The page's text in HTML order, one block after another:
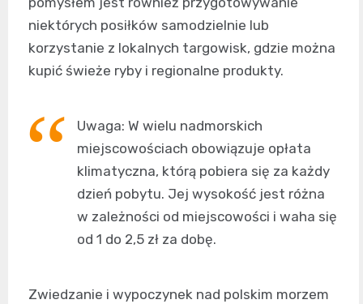
niektórych posiłków samodzielnie lub
korzystanie z lokalnych targowisk, gdzie można
kupić świeże ryby i regionalne produkty.
Uwaga: W wielu nadmorskich
miejscowościach obowiązuje opłata
klimatyczna, którą pobiera się za każdy
dzień pobytu. Jej wysokość jest różna
w zależności od miejscowości i waha się
od 1 do 2,5 zł za dobę.
Zwiedzanie i wypoczynek nad polskim morzem